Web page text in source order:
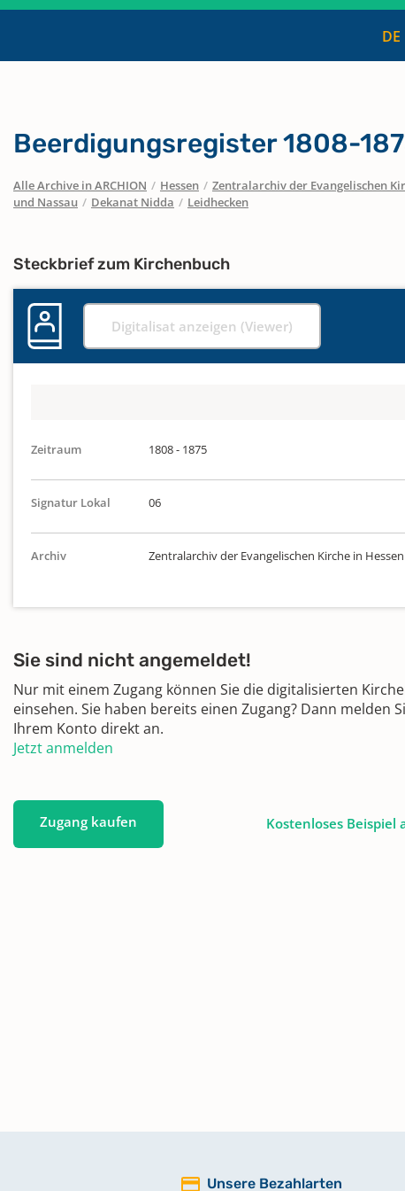
DE
Beerdigungsregister 1808-
Alle Archive in ARCHION / Hessen / Zentralarchiv der Evangelischen
und Nassau / Dekanat Nidda / Leidhecken
Steckbrief zum Kirchenbuch
Digitalisat anzeigen (Viewer)
Zeitraum 1808 - 1875
Signatur Lokal 06
Archiv Zentralarchiv der Evangelischen Kirche in
Sie sind nicht angemeldet!
Nur mit einem Zugang können Sie die digitalisierten
einsehen. Sie haben bereits einen Zugang? Dann melden
Ihrem Konto direkt an.
Jetzt anmelden
Zugang kaufen Kostenloses Beispiel
Unsere Bezahlarten